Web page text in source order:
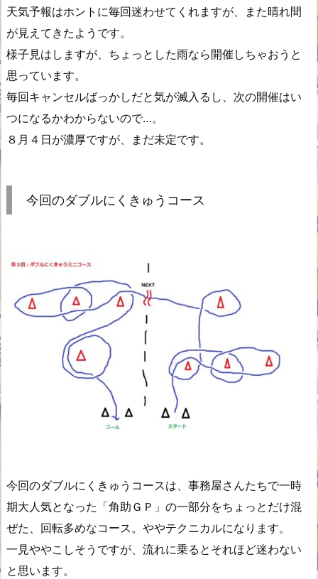
天気予報はホントに毎回迷わせてくれますが、また晴れ間
が見えてきたようです。
様子見はしますが、ちょっとした雨なら開催しちゃおうと
思っています。
毎回キャンセルばっかしだと気が滅入るし、次の開催はい
つになるかわからないので…。
８月４日が濃厚ですが、まだ未定です。
今回のダブルにくきゅうコース
今回のダブルにくきゅうコースは、事務屋さんたちで一時
期大人気となった「角助ＧＰ」の一部分をちょっとだけ混
ぜた、回転多めなコース。ややテクニカルになります。
一見ややこしそうですが、流れに乗るとそれほど迷わない
と思います。